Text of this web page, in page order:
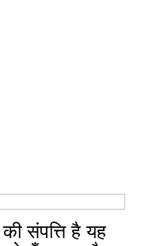
संपत्ति है यह